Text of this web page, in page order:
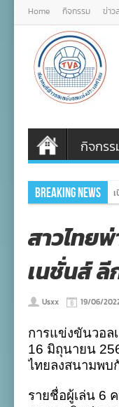
Home กิจกรรม ข่าว
กิจกรร
Breaking News
สาวไทย
เนชั่นส์ ลี
Usxx 19/06/
การแข่งขันวอล
16 มิถุนายน
ไทยลงสนามพบ
รายชื่อผู้เล่น 6